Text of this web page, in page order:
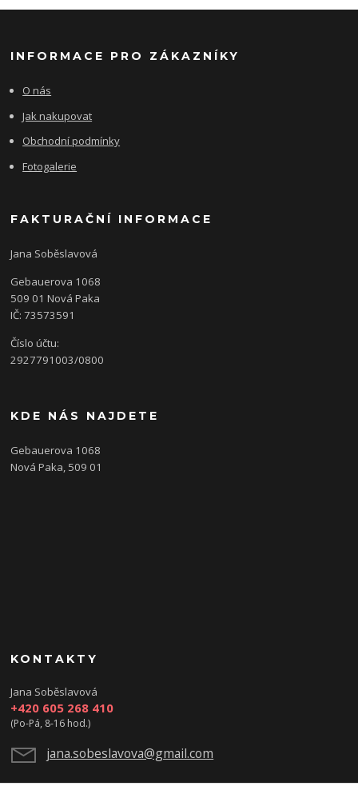
INFORMACE PRO ZÁKAZNÍKY
O nás
Jak nakupovat
Obchodní podmínky
Fotogalerie
FAKTURAČNÍ INFORMACE
Jana Soběslavová
Gebauerova 1068
509 01 Nová Paka
IČ: 73573591
Číslo účtu:
2927791003/0800
KDE NÁS NAJDETE
Gebauerova 1068
Nová Paka, 509 01
KONTAKTY
Jana Soběslavová
+420 605 268 410
(Po-Pá, 8-16 hod.)
jana.sobeslavova@gmail.com